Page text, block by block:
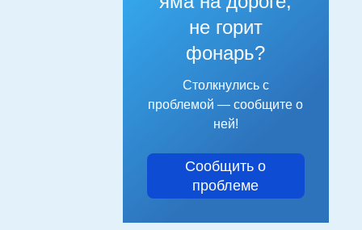
не горит
фонарь?
Столкнулись с
проблемой — сообщите о
ней!
Сообщить о
проблеме